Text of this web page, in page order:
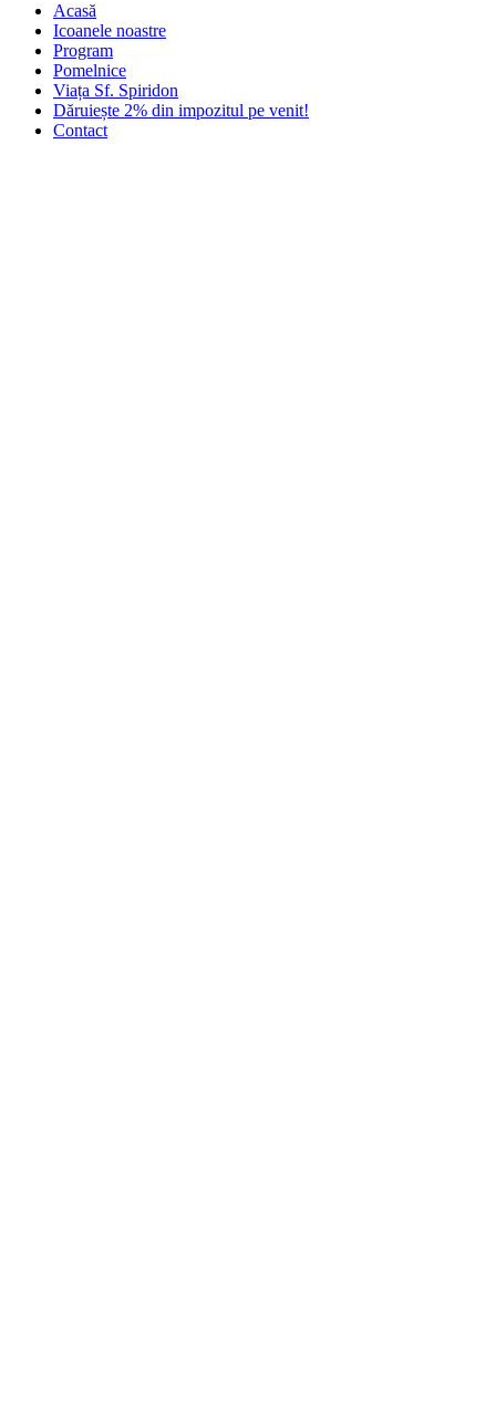
Acasă
Icoanele noastre
Program
Pomelnice
Viața Sf. Spiridon
Dăruiește 2% din impozitul pe venit!
Contact